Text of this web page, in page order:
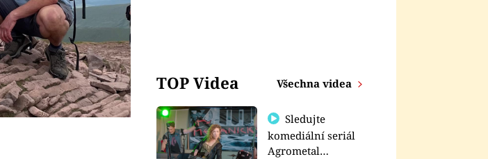
TOP Videa Všechna videa
Sledujte
komediální seriál
Agrometal